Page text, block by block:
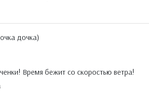
дочка)
Время бежит со скоростью ветра!